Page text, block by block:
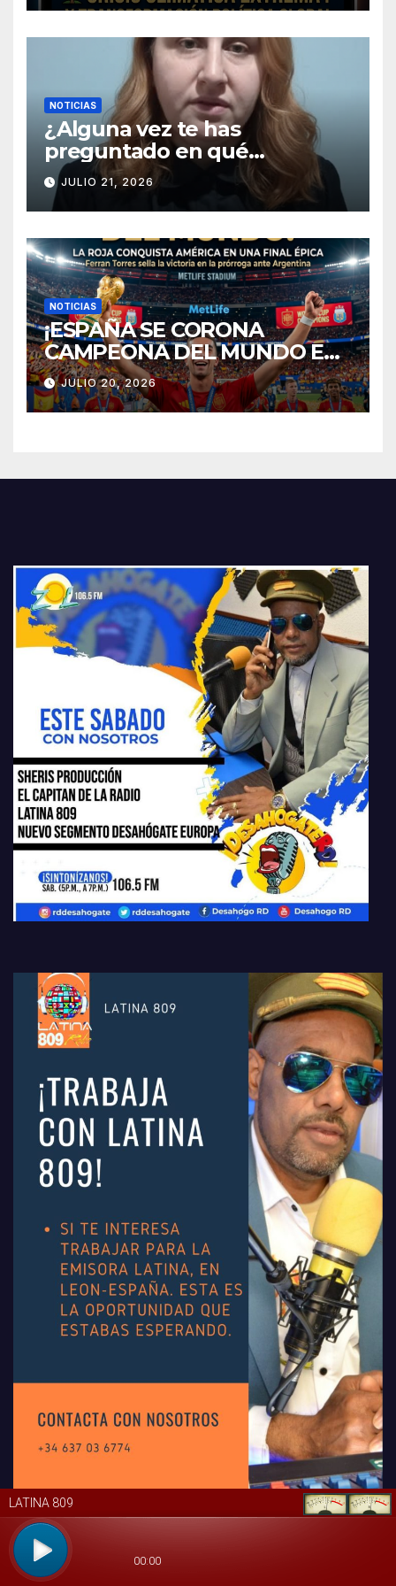
EXTREMA EN EUROPA Y
TRANSFORMACIÓN POLÍTICA
GLOBAL
NOTICIAS
¿Alguna vez te has
preguntado en qué
momento el silencio deja de
ser pacífico y se convierte en
el peor enemigo de una
relación? 💔
JULIO 21, 2026
NOTICIAS
¡ESPAÑA SE CORONA
CAMPEONA DEL MUNDO EN
NUEVA JERSEY!
JULIO 20, 2026